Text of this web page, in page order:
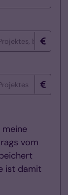
vom
ist damit